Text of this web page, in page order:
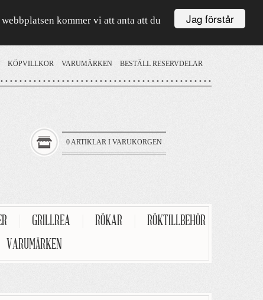
Jag förstår
kommer vi att anta att du
KÖPVILLKOR VARUMÄRKEN BESTÄLL RESERVDELAR
0 ARTIKLAR I VARUKORGEN
GRILLREA RÖKAR
RÖKTILLBEHÖR
VARUMÄRKEN